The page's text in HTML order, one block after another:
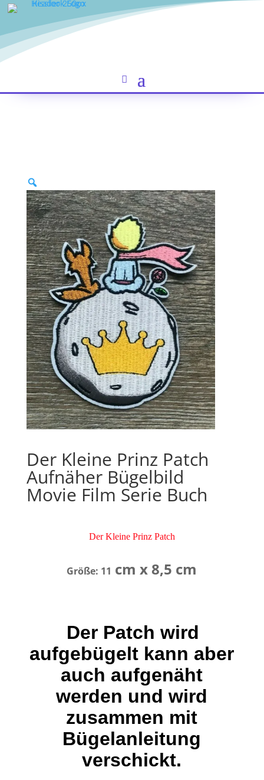
Der Kleine Prinz Patch
Aufnäher Bügelbild
Movie Film Serie Buch
Der Kleine Prinz Patch
Größe: 11 cm x 8,5 cm
Der Patch wird
aufgebügelt kann aber
auch aufgenäht
werden und wird
zusammen mit
Bügelanleitung
verschickt.